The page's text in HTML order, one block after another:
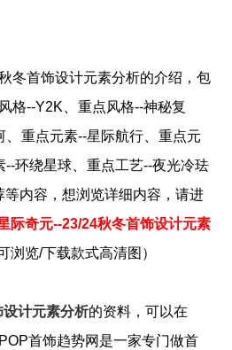
冬首饰设计元素分析的介绍，包
格--Y2K、重点风格--神秘复
、重点元素--星际航行、重点元
--环绕星球、重点工艺--夜光冷珐
等内容，想浏览详细内容，请进
际奇元--23/24秋冬首饰设计元素
浏览/下载款式高清图）
计元素分析的资料，可以在
首饰趋势网是一家专门做首